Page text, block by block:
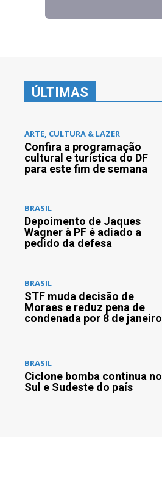
ÚLTIMAS
ARTE, CULTURA & LAZER
Confira a programação
cultural e turística do DF
para este fim de semana
BRASIL
Depoimento de Jaques
Wagner à PF é adiado a
pedido da defesa
BRASIL
STF muda decisão de
Moraes e reduz pena de
condenada por 8 de janeiro
BRASIL
Ciclone bomba continua no
Sul e Sudeste do país